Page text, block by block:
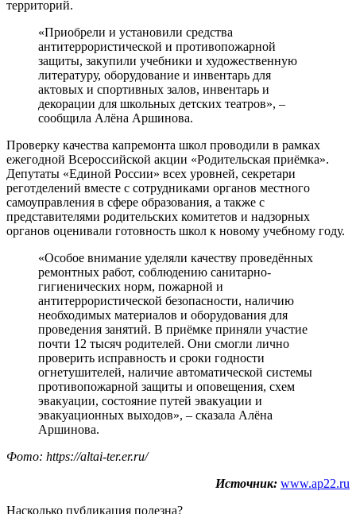
территорий.
«Приобрели и установили средства
антитеррористической и противопожарной
защиты, закупили учебники и художественную
литературу, оборудование и инвентарь для
актовых и спортивных залов, инвентарь и
декорации для школьных детских театров», –
сообщила Алёна Аршинова.
Проверку качества капремонта школ проводили в рамках
ежегодной Всероссийской акции «Родительская приёмка».
Депутаты «Единой России» всех уровней, секретари
реготделений вместе с сотрудниками органов местного
самоуправления в сфере образования, а также с
представителями родительских комитетов и надзорных
органов оценивали готовность школ к новому учебному году.
«Особое внимание уделяли качеству проведённых
ремонтных работ, соблюдению санитарно-
гигиенических норм, пожарной и
антитеррористической безопасности, наличию
необходимых материалов и оборудования для
проведения занятий. В приёмке приняли участие
почти 12 тысяч родителей. Они смогли лично
проверить исправность и сроки годности
огнетушителей, наличие автоматической системы
противопожарной защиты и оповещения, схем
эвакуации, состояние путей эвакуации и
эвакуационных выходов», – сказала Алёна
Аршинова.
Фото: https://altai-ter.er.ru/
Источник: www.ap22.ru
Насколько публикация полезна?